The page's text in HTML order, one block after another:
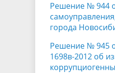
Решение № 944
города
Решение № 945
1698в-2012 об